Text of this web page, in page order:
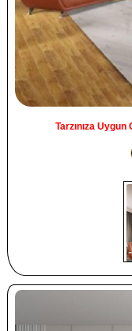
Tarzınıza